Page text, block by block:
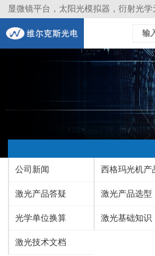
显微镜平台，太阳光模拟器，衍射光
谱仪，生物激光器，光束分析仪，
公司新闻 西格玛光机产
激光产品答疑 激光产品选型
光学单位换算 激光基础知识
激光技术文档